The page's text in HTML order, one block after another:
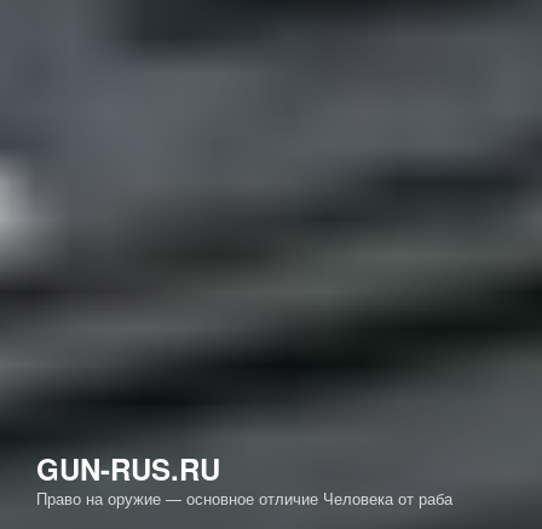
GUN-RUS.RU
Право на оружие — основное отличие Человека от раба